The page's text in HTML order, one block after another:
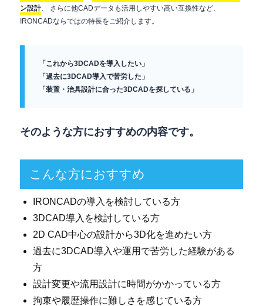
ン設計、 さらに他CADデータも活用しやすい高い互換性など、
IRONCADならではの特長をご紹介します。
「これから3DCADを導入したい」
「過去に3DCAD導入で苦労した」
「装置・治具設計に合った3DCADを探している」
そのような方におすすめの内容です。
こんな方におすすめ
IRONCADの導入を検討している方
3DCAD導入を検討している方
2D CAD中心の設計から3D化を進めたい方
過去に3DCAD導入や運用で苦労した経験がある
方
設計変更や流用設計に時間がかかっている方
拘束や履歴操作に難しさを感じている方